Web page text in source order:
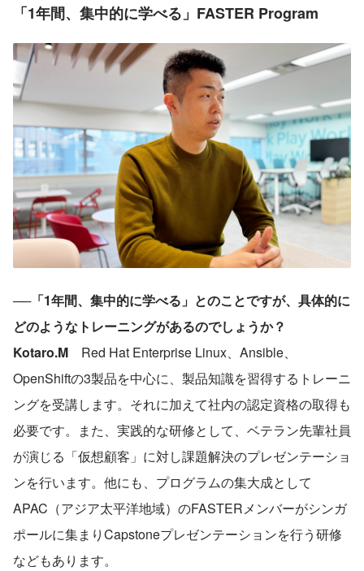
「1年間、集中的に学べる」FASTER Program
──「1年間、集中的に学べる」とのことですが、具体的に
どのようなトレーニングがあるのでしょうか？
Kotaro.M Red Hat Enterprise Linux、Ansible、
OpenShiftの3製品を中心に、製品知識を習得するトレーニ
ングを受講します。それに加えて社内の認定資格の取得も
必要です。また、実践的な研修として、ベテラン先輩社員
が演じる「仮想顧客」に対し課題解決のプレゼンテーショ
ンを行います。他にも、プログラムの集大成として
APAC（アジア太平洋地域）のFASTERメンバーがシンガ
ポールに集まりCapstoneプレゼンテーションを行う研修
などもあります。